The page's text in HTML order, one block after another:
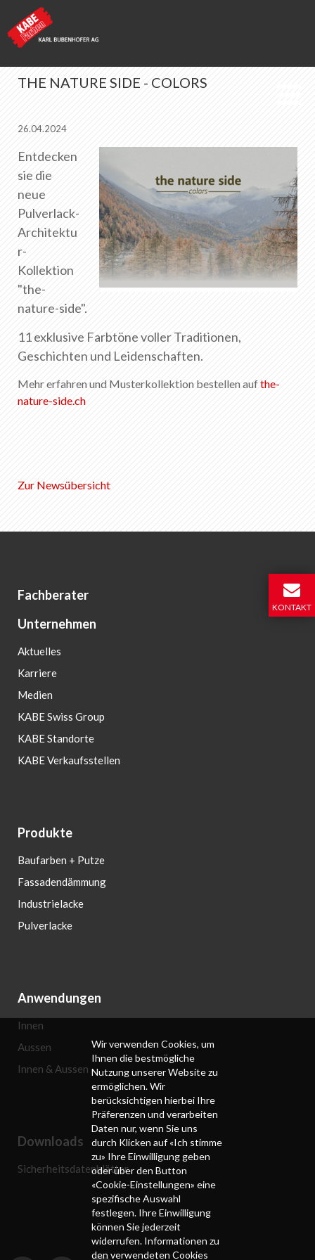
News
Merkliste
Über KABE Farben
Downloads
Verkaufsstellen
THE NATURE SIDE - COLORS
26.04.2024
Entdecken
sie die
neue
Pulverlack-
Architektu
r-
Kollektion
"the-
nature-side".
11 exklusive Farbtöne voller Traditionen,
Geschichten und Leidenschaften.
Mehr erfahren und Musterkollektion bestellen aufthe-
nature-side.ch
Zur Newsübersicht
Fachberater
Unternehmen
Aktuelles
Karriere
Medien
KABE Swiss Group
KABE Standorte
KABE Verkaufsstellen
Produkte
Baufarben + Putze
Fassadendämmung
Industrielacke
Pulverlacke
Anwendungen
Innen
Aussen
Innen & Aussen
Downloads
Sicherheitsdatenblätter
KONTAKT
Wir verwenden Cookies, um
Ihnen die bestmögliche
Nutzung unserer Website zu
ermöglichen. Wir
berücksichtigen hierbei Ihre
Präferenzen und verarbeiten
Daten nur, wenn Sie uns
durch Klicken auf «Ich stimme
zu» Ihre Einwilligung geben
oder über den Button
«Cookie-Einstellungen» eine
spezifische Auswahl
festlegen. Ihre Einwilligung
können Sie jederzeit
widerrufen. Informationen zu
den verwendeten Cookies